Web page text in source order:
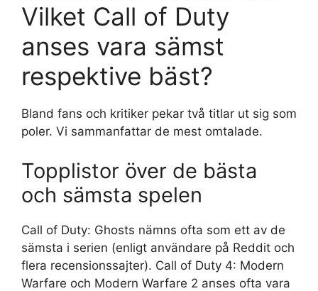
Vilket Call of Duty
anses vara sämst
respektive bäst?
Bland fans och kritiker pekar två titlar ut sig som
poler. Vi sammanfattar de mest omtalade.
Topplistor över de bästa
och sämsta spelen
Call of Duty: Ghosts nämns ofta som ett av de
sämsta i serien (enligt användare på Reddit och
flera recensionssajter). Call of Duty 4: Modern
Warfare och Modern Warfare 2 anses ofta vara